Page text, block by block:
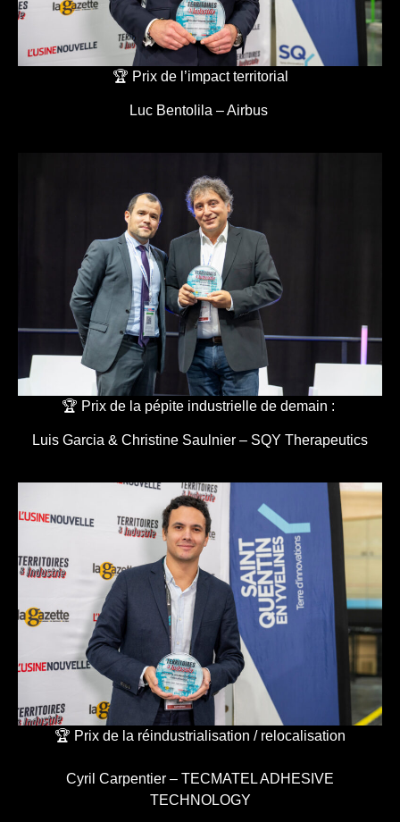
🏆 Prix de l’impact territorial
Luc Bentolila – Airbus
🏆 Prix de la pépite industrielle de demain :
Luis Garcia & Christine Saulnier – SQY Therapeutics
🏆 Prix de la réindustrialisation / relocalisation
Cyril Carpentier – TECMATEL ADHESIVE
TECHNOLOGY